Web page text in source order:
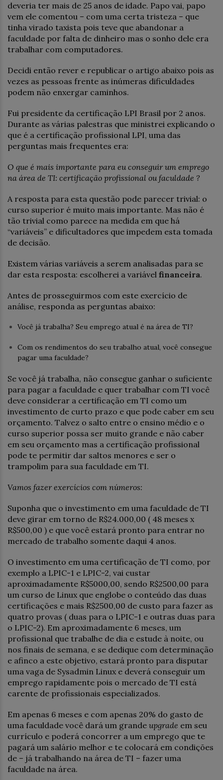
deveria ter mais de 25 anos de idade. Papo vai, papo
vem ele comentou – com uma certa tristeza – que
tinha virado taxista pois teve que abandonar a
faculdade por falta de dinheiro mas o sonho dele era
trabalhar com computadores.
Decidi então rever e republicar o artigo abaixo pois as
vezes as pessoas frente as inúmeras dificuldades
podem não enxergar caminhos.
Fui presidente da certificação LPI Brasil por 2 anos.
Durante as várias palestras que ministrei explicando o
que é a certificação profissional LPI, uma das
perguntas mais frequentes era:
O que é mais importante para eu conseguir um emprego
na área de TI: certificação profissional ou faculdade ?
A resposta para esta questão pode parecer trivial: o
curso superior é muito mais importante. Mas não é
tão trivial como parece na medida em que há
“variáveis” e dificultadores que impedem esta tomada
de decisão.
Existem várias variáveis a serem analisadas para se
dar esta resposta: escolherei a variável financeira.
Antes de prosseguirmos com este exercício de
análise, responda as perguntas abaixo:
Você já trabalha? Seu emprego atual é na área de TI?
Com os rendimentos do seu trabalho atual, você consegue
pagar uma faculdade?
Se você já trabalha, não consegue ganhar o suficiente
para pagar a faculdade e quer trabalhar com TI você
deve considerar a certificação em TI como um
investimento de curto prazo e que pode caber em seu
orçamento. Talvez o salto entre o ensino médio e o
curso superior possa ser muito grande e não caber
em seu orçamento mas a certificação profissional
pode te permitir dar saltos menores e ser o
trampolim para sua faculdade em TI.
Vamos fazer exercícios com números:
Suponha que o investimento em uma faculdade de TI
deve girar em torno de R$24.000,00 ( 48 meses x
R$500,00 ) e que você estará pronto para entrar no
mercado de trabalho somente daqui 4 anos.
O investimento em uma certificação de TI como, por
exemplo a LPIC-1 e LPIC-2, vai custar
aproximadamente R$5000,00, sendo R$2500,00 para
um curso de Linux que englobe o conteúdo das duas
certificações e mais R$2500,00 de custo para fazer as
quatro provas ( duas para o LPIC-1 e outras duas para
o LPIC-2). Em aproximadamente 6 meses, um
profissional que trabalhe de dia e estude à noite, ou
nos finais de semana, e se dedique com determinação
e afinco a este objetivo, estará pronto para disputar
uma vaga de Sysadmin Linux e deverá conseguir um
emprego rapidamente pois o mercado de TI está
carente de profissionais especializados.
Em apenas 6 meses e com apenas 20% do gasto de
uma faculdade você dará um grande upgrade em seu
currículo e poderá concorrer a um emprego que te
pagará um salário melhor e te colocará em condições
de – já trabalhando na área de TI – fazer uma
faculdade na área.